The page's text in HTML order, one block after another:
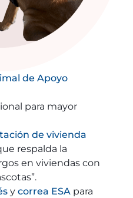
de Apoyo
para mayor
de vivienda
respalda la
en viviendas con
y correa ESA para